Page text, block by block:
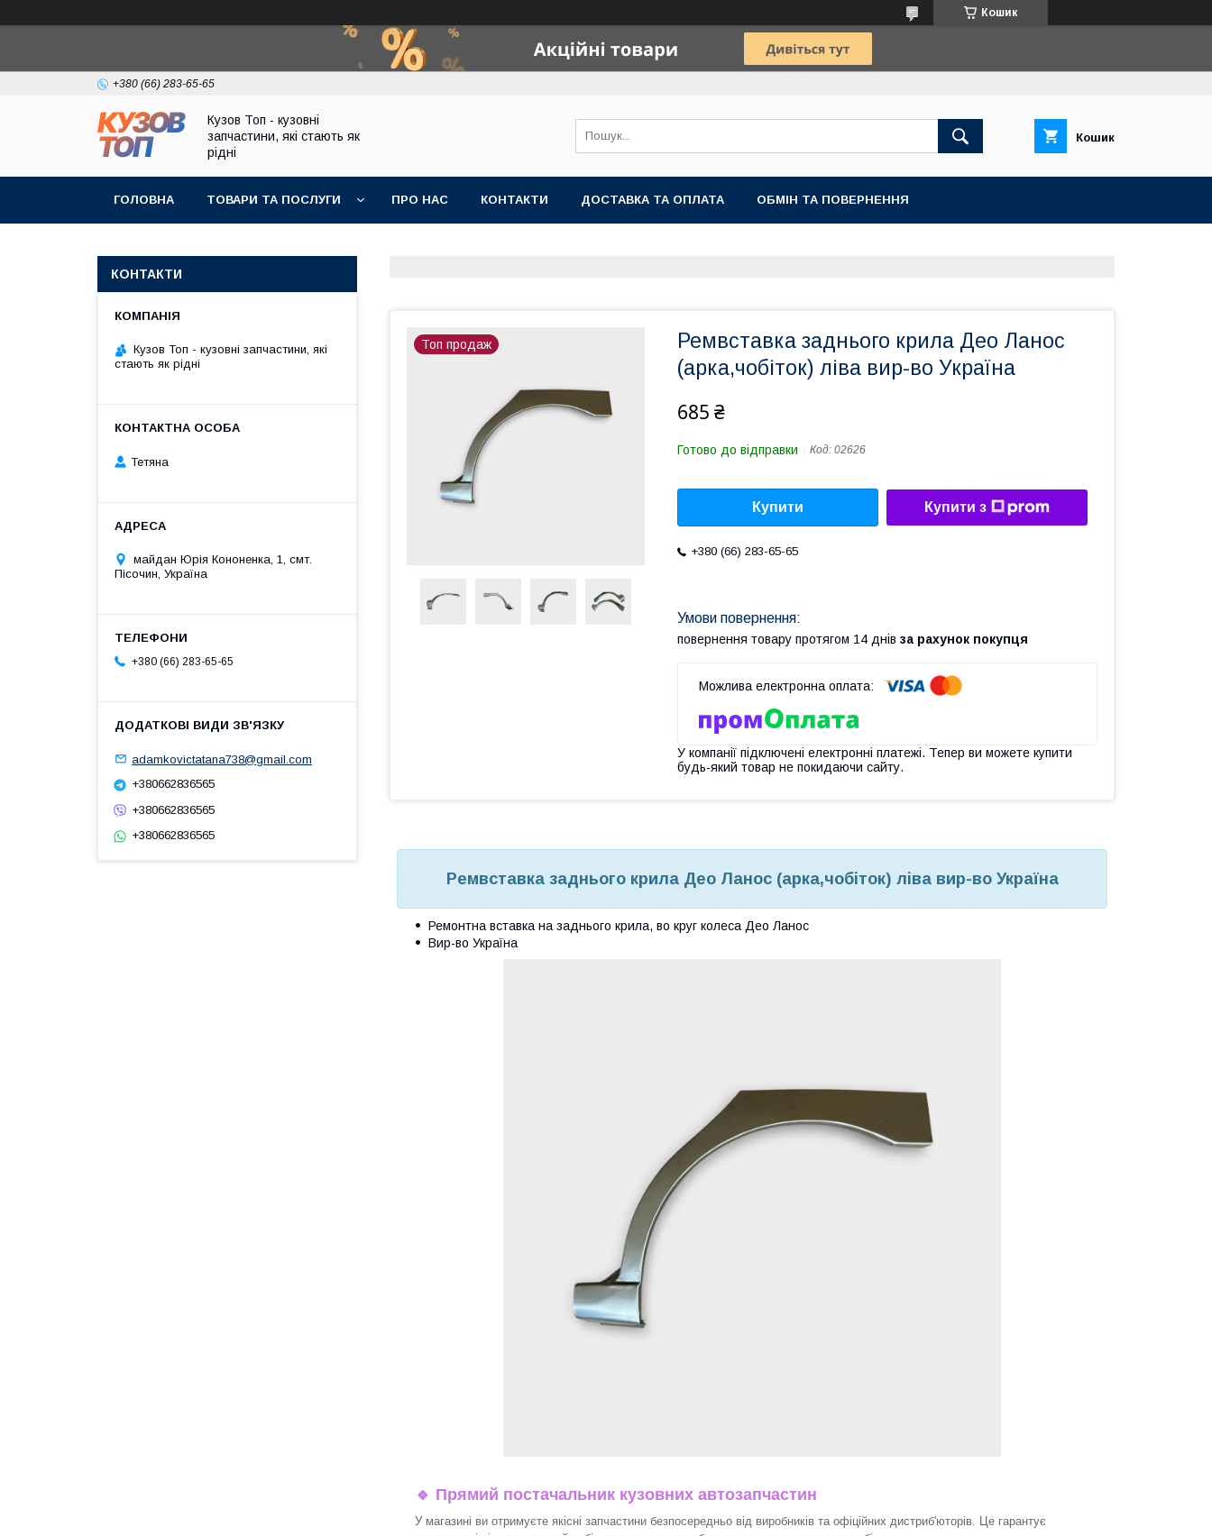
Кошик
+380 (66) 283-65-65
Кузов Топ - кузовні
запчастини, які стають як
рідні
Кошик
ГОЛОВНА ТОВАРИ ТА ПОСЛУГИ ПРО НАС КОНТАКТИ ДОСТАВКА ТА ОПЛАТА ОБМІН ТА ПОВЕРНЕННЯ
Топ продаж
Ремвставка заднього крила Део Ланос
(арка,чобіток) ліва вир-во Україна
685 ₴
Готово до відправки Код: 02626
Купити Купити з
+380 (66) 283-65-65
повернення товару протягом 14 днів за рахунок покупця
У компанії підключені електронні платежі. Тепер ви можете купити
будь-який товар не покидаючи сайту.
Ремвставка заднього крила Део Ланос (арка,чобіток) ліва вир-во Україна
Ремонтна вставка на заднього крила, во круг колеса Део Ланос
Вир-во Україна
🔹 Прямий постачальник кузовних автозапчастин
У магазині ви отримуєте якісні запчастини безпосередньо від виробників та офіційних дистриб'юторів. Це гарантує
КОНТАКТИ
Кузов Топ - кузовні запчастини, які
стають як рідні
Тетяна
майдан Юрія Кононенка, 1, смт.
Пісочин, Україна
+380 (66) 283-65-65
adamkovictatana738@gmail.com
+380662836565
+380662836565
+380662836565